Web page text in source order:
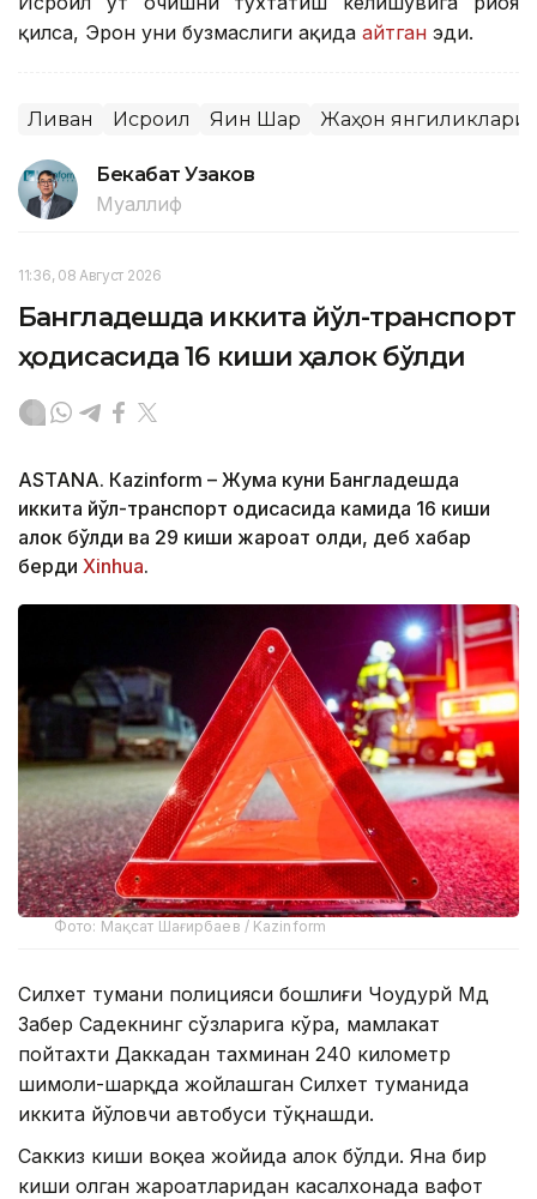
қилса, Эрон уни бузмаслиги ҳақида айтган эди.
Ливан Исроил Яқин Шарқ Жаҳон янгиликлари
Бекабат Узаков
Муаллиф
11:36, 08 Август 2026
Бангладешда иккита йўл-транспорт
ҳодисасида 16 киши ҳалок бўлди
ASTANА. Кazinform – Жума куни Бангладешда
иккита йўл-транспорт ҳодисасида камида 16 киши
ҳалок бўлди ва 29 киши жароҳат олди, деб хабар
берди Xinhua.
Фото: Мақсат Шағирбаев / Kazinform
Силхет тумани полицияси бошлиғи Чоудҳурй Мд
Забер Садекнинг сўзларига кўра, мамлакат
пойтахти Даккадан тахминан 240 километр
шимоли-шарқда жойлашган Силхет туманида
иккита йўловчи автобуси тўқнашди.
Саккиз киши воқеа жойида ҳалок бўлди. Яна бир
киши олган жароҳатларидан касалхонада вафот